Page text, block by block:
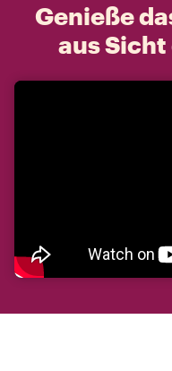
Genieße
aus